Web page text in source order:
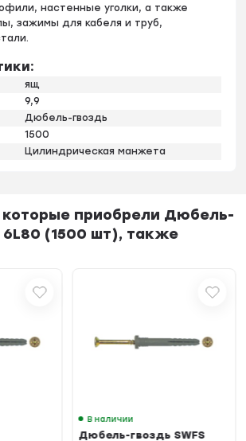
настенные уголки, а также
зажимы для кабеля и труб,
ящ
9,9
Дюбель-гвоздь
1500
Цилиндрическая манжета
которые приобрели Дюбель-
6L80 (1500 шт), также
В наличии
Дюбель-гвоздь SWFS